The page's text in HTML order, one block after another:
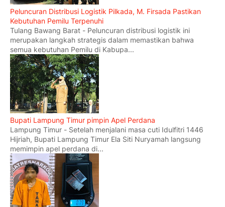
Peluncuran Distribusi Logistik Pilkada, M. Firsada Pastikan
Kebutuhan Pemilu Terpenuhi
Tulang Bawang Barat - Peluncuran distribusi logistik ini
merupakan langkah strategis dalam memastikan bahwa
semua kebutuhan Pemilu di Kabupa...
Bupati Lampung Timur pimpin Apel Perdana
Lampung Timur - Setelah menjalani masa cuti Idulfitri 1446
Hijriah, Bupati Lampung Timur Ela Siti Nuryamah langsung
memimpin apel perdana di...